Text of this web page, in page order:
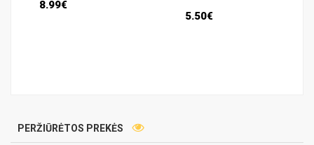
8.99€
5.50€
PERŽIŪRĖTOS PREKĖS